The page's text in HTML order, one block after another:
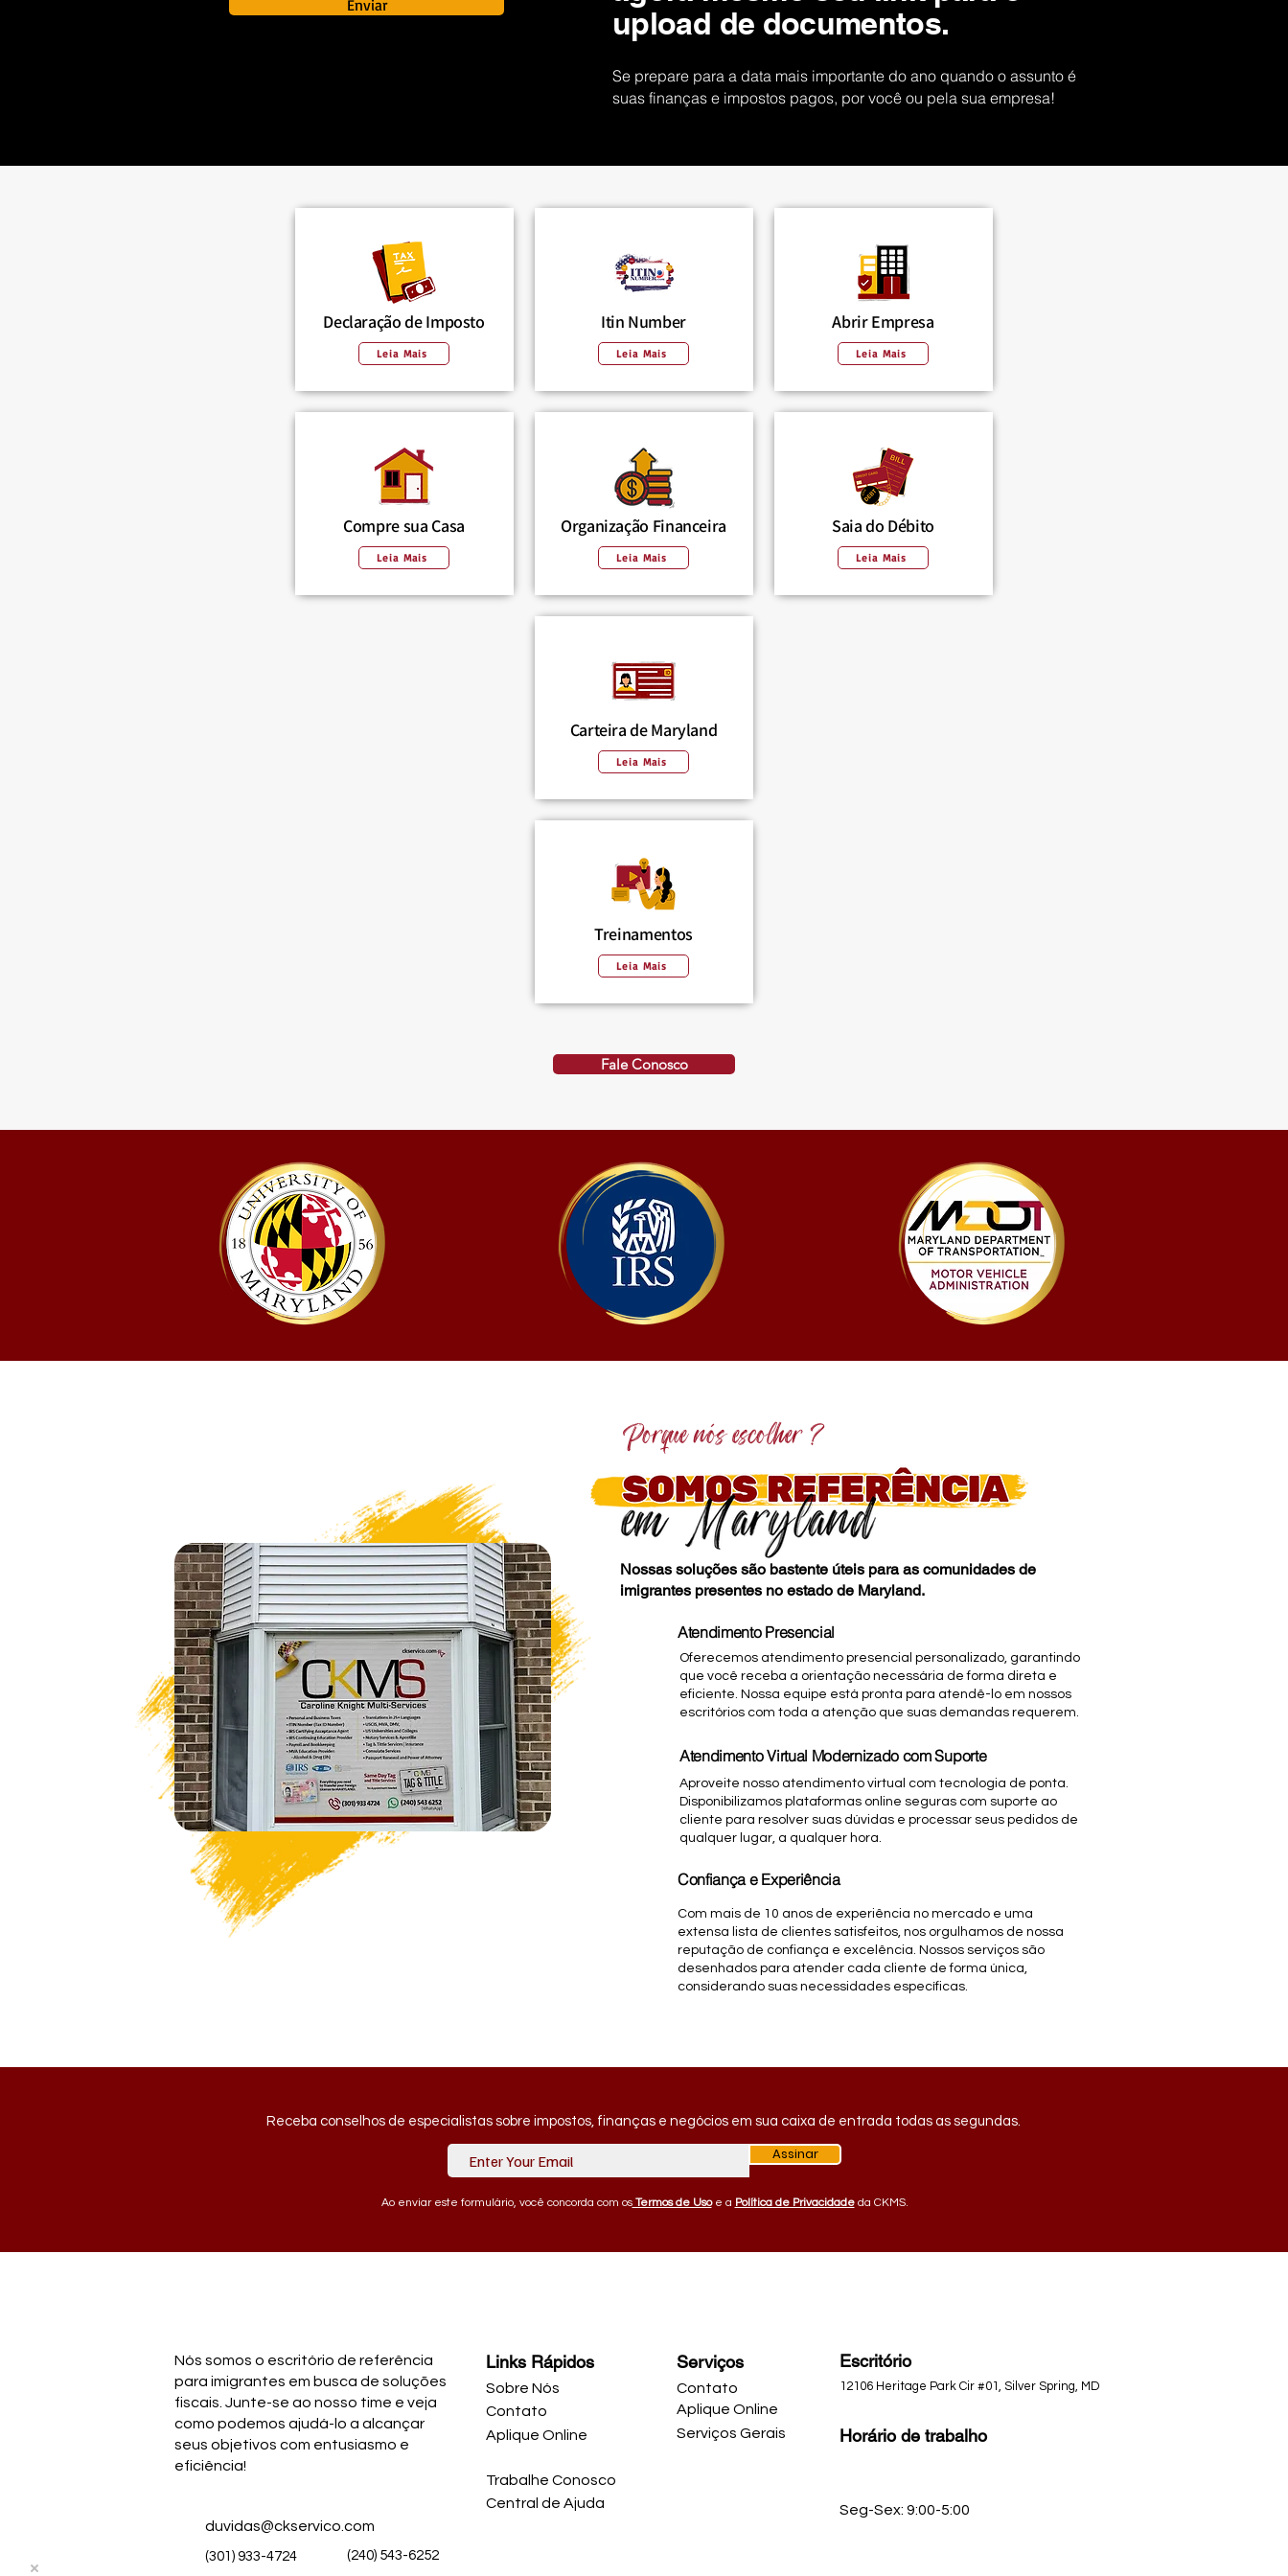
e
Enviar
upload de documentos.
Se prepare para a data mais importante do ano quando o assunto é
suas finanças e impostos pagos, por você ou pela sua empresa!
Declaração de Imposto
Leia Mais
Compre sua Casa
Leia Mais
Itin Number
Leia Mais
Organização Financeira
Leia Mais
Abrir Empresa
Leia Mais
Saia do Débito
Leia Mais
Carteira de Maryland
Leia Mais
Treinamentos
Leia Mais
Fale Conosco
Porque nós escolher ?
Nossas soluções são bastente úteis para as comunidades de
imigrantes presentes no estado de Maryland.
Atendimento Presencial
Oferecemos atendimento presencial personalizado, garantindo
que você receba a orientação necessária de forma direta e
eficiente. Nossa equipe está pronta para atendê-lo em nossos
escritórios com toda a atenção que suas demandas requerem.
Atendimento Virtual Modernizado com Suporte
Aproveite nosso atendimento virtual com tecnologia de ponta.
Disponibilizamos plataformas online seguras com suporte ao
cliente para resolver suas dúvidas e processar seus pedidos de
qualquer lugar, a qualquer hora.
Confiança e Experiência
Com mais de 10 anos de experiência no mercado e uma
extensa lista de clientes satisfeitos, nos orgulhamos de nossa
reputação de confiança e excelência. Nossos serviços são
desenhados para atender cada cliente de forma única,
considerando suas necessidades específicas.
Receba conselhos de especialistas sobre impostos, finanças e negócios em sua caixa de entrada todas as segundas.
Assinar
Ao enviar este formulário, você concorda com osTermos de Usoe a Política de Privacidadeda CKMS.
Nós somos o escritório de referência
para imigrantes em busca de soluções
fiscais. Junte-se ao nosso time e veja
como podemos ajudá-lo a alcançar
seus objetivos com entusiasmo e
eficiência!
duvidas@ckservico.com
(301) 933-4724 (240) 543-6252
Links Rápidos
Sobre Nós
Contato
Aplique Online
Trabalhe Conosco
Central de Ajuda
Serviços
Contato
Aplique Online
Serviços Gerais
Escritório
12106 Heritage Park Cir #01, Silver Spring, MD
Horário de trabalho
Seg-Sex: 9:00-5:00